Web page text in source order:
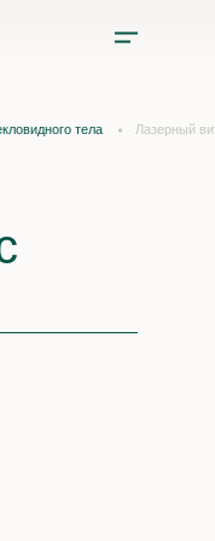
тела Лазерный